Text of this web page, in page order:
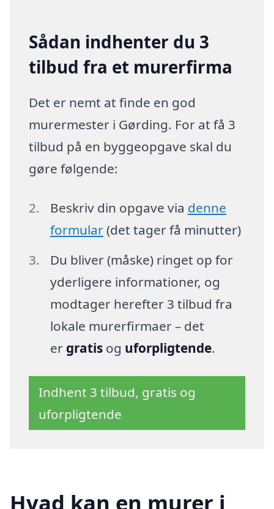
Sådan indhenter du 3
tilbud fra et murerfirma
Det er nemt at finde en god
murermester i Gørding. For at få 3
tilbud på en byggeopgave skal du
gøre følgende:
Beskriv din opgave via denne
formular(det tager få minutter)
Du bliver (måske) ringet op for
yderligere informationer, og
modtager herefter 3 tilbud fra
lokale murerfirmaer – det
er gratisog uforpligtende.
Indhent 3 tilbud, gratis og
uforpligtende
Hvad kan en murer i